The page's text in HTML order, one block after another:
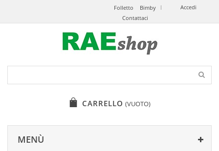
Accedi
Folletto
Bimby
Contattaci
CARRELLO (VUOTO)
MENÙ